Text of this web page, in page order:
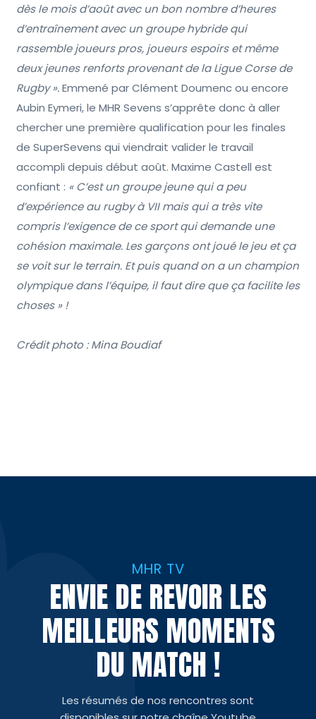
dès le mois d’août avec un bon nombre d’heures
d’entraînement avec un groupe hybride qui
rassemble joueurs pros, joueurs espoirs et même
deux jeunes renforts provenant de la Ligue Corse de
Rugby ».Emmené par Clément Doumenc ou encore
Aubin Eymeri, le MHR Sevens s’apprête donc à aller
chercher une première qualification pour les finales
de SuperSevens qui viendrait valider le travail
accompli depuis début août. Maxime Castell est
confiant : « C’est un groupe jeune qui a peu
d’expérience au rugby à VII mais qui a très vite
compris l’exigence de ce sport qui demande une
cohésion maximale. Les garçons ont joué le jeu et ça
se voit sur le terrain. Et puis quand on a un champion
olympique dans l’équipe, il faut dire que ça facilite les
choses » !
Crédit photo : Mina Boudiaf
MHR TV
ENVIE DE REVOIR LES
MEILLEURS MOMENTS
DU MATCH !
Les résumés de nos rencontres sont